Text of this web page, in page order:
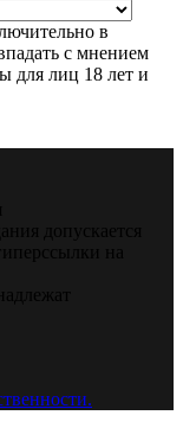
в
с мнением
для лиц 18 лет и
допускается
на